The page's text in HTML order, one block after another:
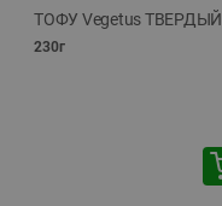
ТОФУ Vegetus ТВЕРДЫЙ
230г